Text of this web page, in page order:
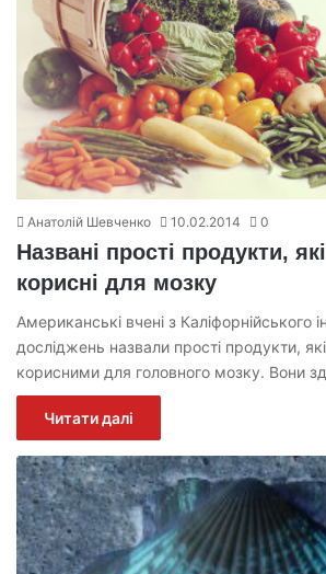
Анатолій Шевченко 10.02.2014 0
Названі прості продукти,
корисні для мозку
Американські вчені з Каліфорнійського
досліджень назвали прості продукти,
корисними для головного мозку. Вони
Читати далі